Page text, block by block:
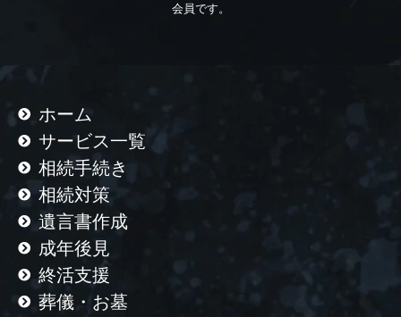
会員です。
ホーム
サービス一覧
相続手続き
相続対策
遺言書作成
成年後見
終活支援
葬儀・お墓